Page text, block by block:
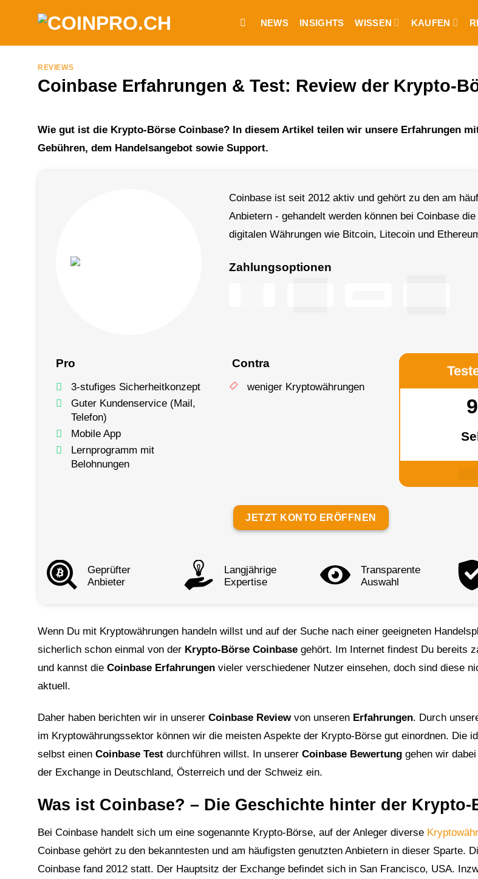
NEWS INSIGHTS WISSEN KAUFEN
REVIEWS
Coinbase Erfahrungen & Test: Review der Krypto-
Wie gut ist die Krypto-Börse Coinbase? In diesem Artikel teilen wir unsere Erfahrungen
Gebühren, dem Handelsangebot sowie Support.
Coinbase ist seit 2012 aktiv und gehört zu den am
Anbietern - gehandelt werden können bei Coinbase
digitalen Währungen wie Bitcoin, Litecoin und
Zahlungsoptionen
Pro
3-stufiges Sicherheitkonzept
Guter Kundenservice (Mail,
Telefon)
Mobile App
Lernprogramm mit
Belohnungen
Contra
weniger Kryptowährungen
JETZT KONTO ERÖFFNEN
Geprüfter
Anbieter
Lang­jährige
Expertise
Trans­parente
Auswahl
Wenn Du mit Kryptowährungen handeln willst und auf der Suche nach einer geeigneten
sicherlich schon einmal von der Krypto-Börse Coinbase gehört. Im Internet findest Du bereits
und kannst die Coinbase Erfahrungen vieler verschiedener Nutzer einsehen, doch sind diese
aktuell.
Daher haben berichten wir in unserer Coinbase Reviewvon unseren Erfahrungen. Durch
im Kryptowährungssektor können wir die meisten Aspekte der Krypto-Börse gut einordnen. Die
selbst einen Coinbase Test durchführen willst. In unserer Coinbase Bewertung gehen wir
der Exchange in Deutschland, Österreich und der Schweiz ein.
Was ist Coinbase? – Die Geschichte hinter der Krypto-
Bei Coinbase handelt sich um eine sogenannte Krypto-Börse, auf der Anleger diverse
Coinbase gehört zu den bekanntesten und am häufigsten genutzten Anbietern in dieser Sparte.
Coinbase fand 2012 statt. Der Hauptsitz der Exchange befindet sich in San Francisco, USA.